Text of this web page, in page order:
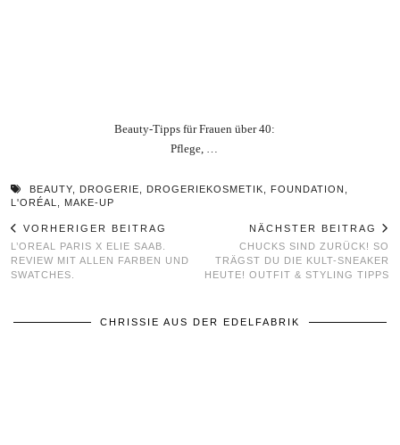
Beauty‑Tipps für Frauen über 40:
Pflege, …
BEAUTY DROGERIE DROGERIEKOSMETIK FOUNDATION
L'ORÉAL
MAKE-UP
VORHERIGER BEITRAG
L’OREAL PARIS X ELIE SAAB.
REVIEW MIT ALLEN FARBEN UND
SWATCHES.
NÄCHSTER BEITRAG
CHUCKS SIND ZURÜCK! SO
TRÄGST DU DIE KULT-SNEAKER
HEUTE! OUTFIT & STYLING TIPPS
CHRISSIE AUS DER EDELFABRIK